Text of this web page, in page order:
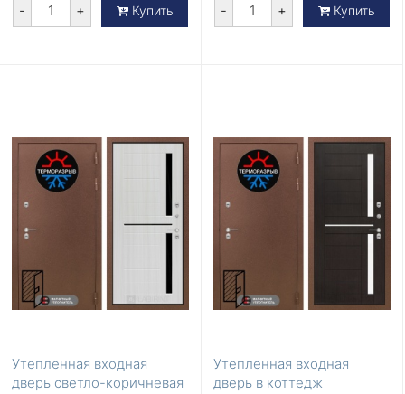
- + Купить - + Купить
Утепленная входная
дверь светло-коричневая
Утепленная входная
дверь в коттедж